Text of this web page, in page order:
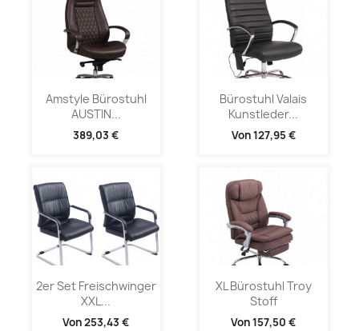
Amstyle Bürostuhl
AUSTIN...
389,03 €
Bürostuhl Valais
Kunstleder...
Von127,95 €
2er Set Freischwinger
XXL...
Von253,43 €
XL Bürostuhl Troy
Stoff
Von157,50 €